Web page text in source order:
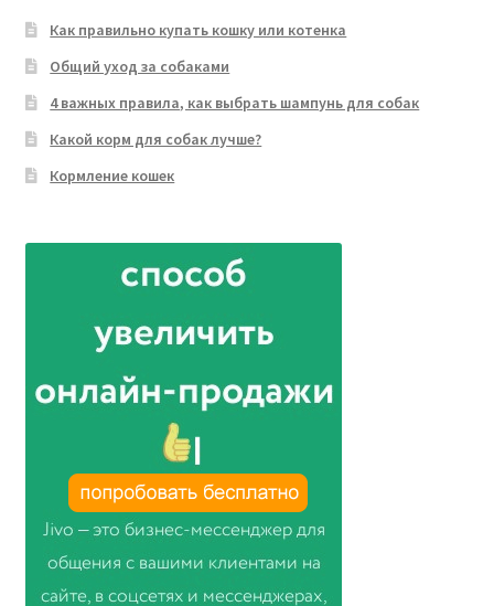
Как правильно купать кошку или котенка
Общий уход за собаками
4 важных правила, как выбрать шампунь для собак
Какой корм для собак лучше?
Кормление кошек